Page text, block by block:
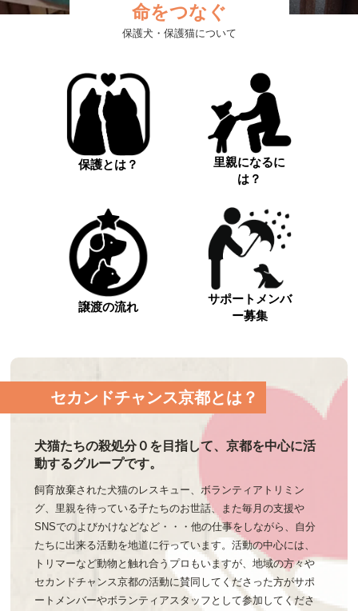
命をつなぐ
保護犬・保護猫について
保護とは？
里親になるに
は？
譲渡の流れ
サポートメンバ
ー募集
セカンドチャンス京都とは？
犬猫たちの殺処分０を目指して、京都を中心に活
動するグループです。
飼育放棄された犬猫のレスキュー、ボランティアトリミン
グ、里親を待っている子たちのお世話、また毎月の支援や
SNSでのよびかけなどなど・・・他の仕事をしながら、自分
たちに出来る活動を地道に行っています。活動の中心には、
トリマーなど動物と触れ合うプロもいますが、地域の方々や
セカンドチャンス京都の活動に賛同してくださった方がサポ
ートメンバーやボランティアスタッフとして参加してくださ